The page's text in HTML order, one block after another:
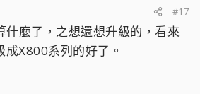
#17
麼了，之想還想升級的，看來
X800系列的好了。